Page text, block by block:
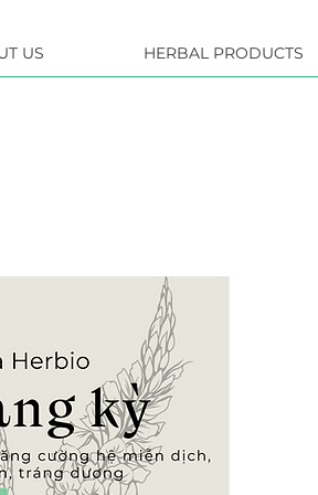
US HERBAL PRODUCTS